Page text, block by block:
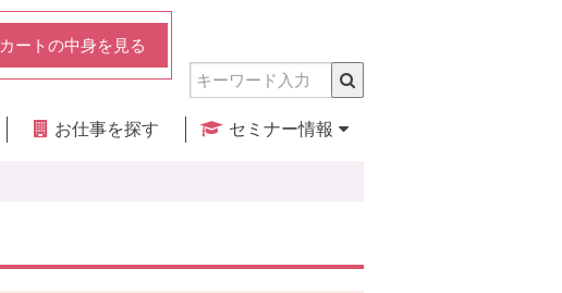
カートの中身を見る
お仕事を探す
セミナー情報